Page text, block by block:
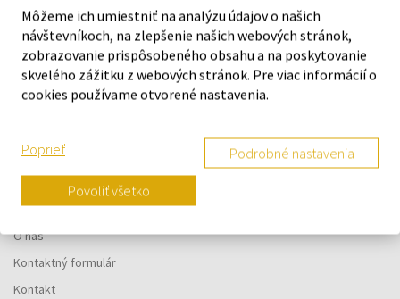
Náš výber na mieru presne pre
vás
O SPOLOČNOSTI
O nás
Kontaktný formulár
Kontakt
Môžeme ich umiestniť na analýzu údajov o našich
návštevníkoch, na zlepšenie našich webových stránok,
zobrazovanie prispôsobeného obsahu a na poskytovanie
skvelého zážitku z webových stránok. Pre viac informácií o
cookies používame otvorené nastavenia.
Poprieť Podrobné nastavenia
Povoliť všetko